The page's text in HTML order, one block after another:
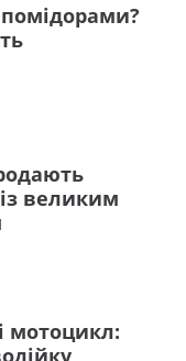
великим
мотоцикл: